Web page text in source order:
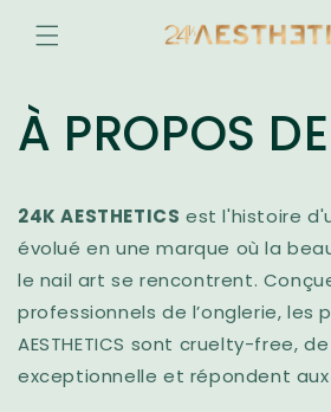
passer
au
À PROPOS
24K AESTHETICS est l'histoire
évolué en une marque où la
le nail art se rencontrent. Conçue
professionnels de l’onglerie, les
AESTHETICS sont cruelty-free,
exceptionnelle et répondent aux